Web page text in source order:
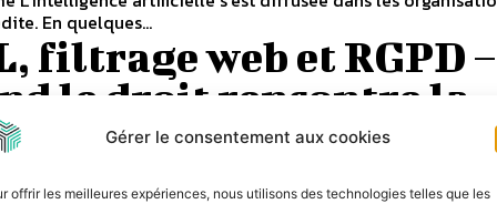
Gérer le consentement aux cookies
offrir les meilleures expériences, nous utilisons des technologies telles que les
En quelques...
filtrage web et RGPD –
le droit rencontre la
- 4 NOVEMBRE 2025